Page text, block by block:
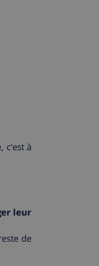
c'est à
leur
de